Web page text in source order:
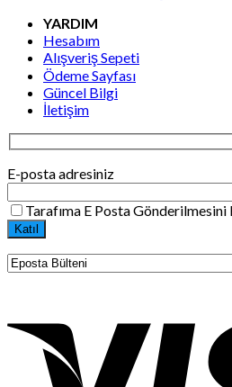
YARDIM
Hesabım
Alışveriş Sepeti
Ödeme Sayfası
Güncel Bilgi
İletişim
E-posta adresiniz
Tarafıma E Posta